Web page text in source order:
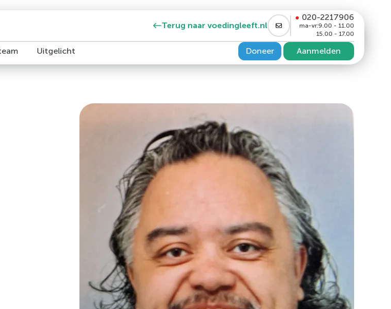
Terug naar voedingleeft.nl
020-2217906
ma-vr:9.00 - 11.00
15.00 - 17.00
of alleen metformine en/of DPP4 remmer en/of GLP1
Uitgelicht Doneer Aanmelden